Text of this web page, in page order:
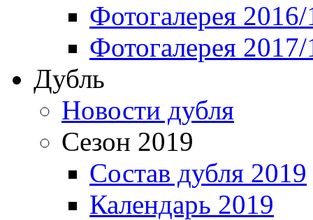
Фотогалерея
Фотогалерея
Дубль
Новости дубля
Сезон 2019
Состав дубля 2019
Календарь 2019